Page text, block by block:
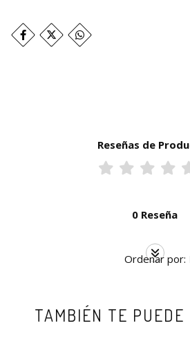
Reseñas de
0 Reseña
Ordenar por:
TAMBIÉN TE PUEDE